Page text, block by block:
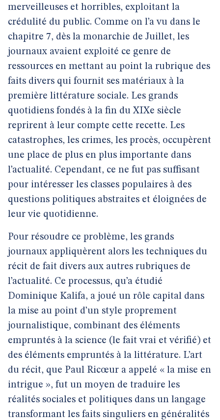
merveilleuses et horribles, exploitant la
crédulité du public. Comme on l’a vu dans le
chapitre 7, dès la monarchie de Juillet, les
journaux avaient exploité ce genre de
ressources en mettant au point la rubrique des
faits divers qui fournit ses matériaux à la
première littérature sociale. Les grands
quotidiens fondés à la fin du XIXe siècle
reprirent à leur compte cette recette. Les
catastrophes, les crimes, les procès, occupèrent
une place de plus en plus importante dans
l’actualité. Cependant, ce ne fut pas suffisant
pour intéresser les classes populaires à des
questions politiques abstraites et éloignées de
leur vie quotidienne.
Pour résoudre ce problème, les grands
journaux appliquèrent alors les techniques du
récit de fait divers aux autres rubriques de
l’actualité. Ce processus, qu’a étudié
Dominique Kalifa, a joué un rôle capital dans
la mise au point d’un style proprement
journalistique, combinant des éléments
empruntés à la science (le fait vrai et vérifié) et
des éléments empruntés à la littérature. L’art
du récit, que Paul Ricœur a appelé « la mise en
intrigue », fut un moyen de traduire les
réalités sociales et politiques dans un langage
transformant les faits singuliers en généralités